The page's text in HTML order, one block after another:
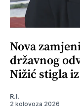
Nova
državnog
Nižić stigla
R.I.
2 kolovoza 2026